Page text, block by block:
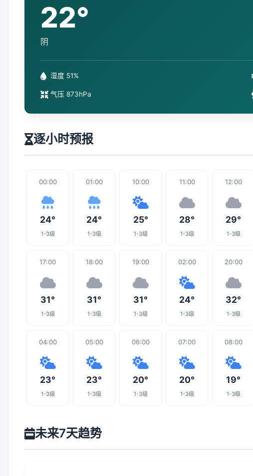
22°
阴
湿度 51%
气压 873hPa
逐小时预报
00:00
24°
1-3级
01:00
24°
1-3级
10:00
25°
1-3级
11:00
28°
1-3级
12:00
29°
1-3级
17:00
31°
1-3级
18:00
31°
1-3级
19:00
31°
1-3级
02:00
24°
1-3级
20:00
32°
1-3级
04:00
23°
1-3级
05:00
23°
1-3级
06:00
20°
1-3级
07:00
20°
1-3级
08:00
19°
1-3级
未来7天趋势